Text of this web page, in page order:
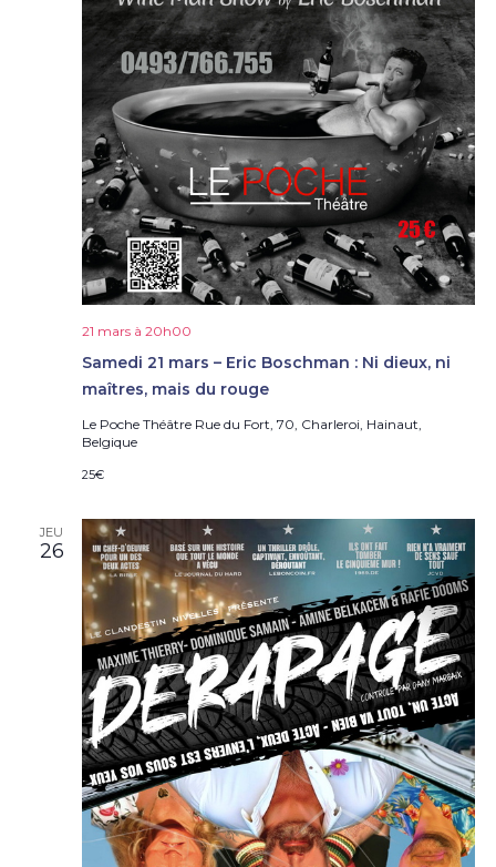
Samedi 21 mars – Eric Boschman : Ni dieux, ni
maîtres, mais du rouge
21 mars à 20h00
Le Poche Théâtre Rue du Fort, 70, Charleroi, Hainaut,
Belgique
25€
JEU
26